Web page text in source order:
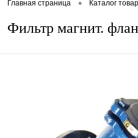
Главная страница • Каталог
Фильтр магнит.